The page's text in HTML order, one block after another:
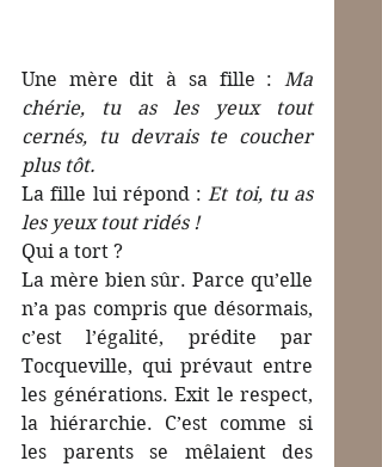
Une mère dit à sa fille : Ma
chérie, tu as les yeux tout
cernés, tu devrais te coucher
plus tôt.
La fille lui répond : Et toi, tu as
les yeux tout ridés !
Qui a tort ?
La mère bien sûr. Parce qu’elle
n’a pas compris que désormais,
c’est l’égalité, prédite par
Tocqueville, qui prévaut entre
les générations. Exit le respect,
la hiérarchie. C’est comme si
les parents se mêlaient des